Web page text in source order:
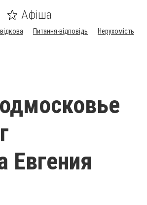
Афіша
Питання-відповідь
Нерухомість
Евгения